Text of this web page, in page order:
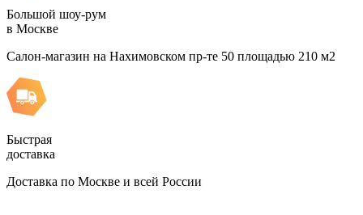
Большой шоу-рум
в Москве
Салон-магазин на Нахимовском пр-те 50 площадью 210 м2
Быстрая
доставка
Доставка по Москве и всей России